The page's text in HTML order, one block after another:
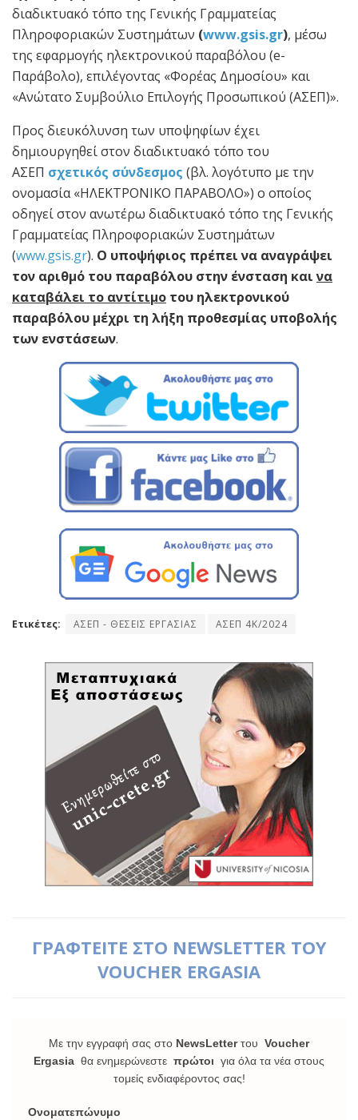
διαδικτυακό τόπο της Γενικής Γραμματείας
Πληροφοριακών Συστημάτων (www.gsis.gr), μέσω
της εφαρμογής ηλεκτρονικού παραβόλου (e-
Παράβολο), επιλέγοντας «Φορέας Δημοσίου» και
«Ανώτατο Συμβούλιο Επιλογής Προσωπικού (ΑΣΕΠ)».
Προς διευκόλυνση των υποψηφίων έχει
δημιουργηθεί στον διαδικτυακό τόπο του
ΑΣΕΠ σχετικός σύνδεσμος (βλ. λογότυπο με την
ονομασία «ΗΛΕΚΤΡΟΝΙΚΟ ΠΑΡΑΒΟΛΟ») ο οποίος
οδηγεί στον ανωτέρω διαδικτυακό τόπο της Γενικής
Γραμματείας Πληροφοριακών Συστημάτων
(www.gsis.gr). Ο υποψήφιος πρέπει να αναγράψει
τον αριθμό του παραβόλου στην ένσταση καινα
καταβάλει το αντίτιμο του ηλεκτρονικού
παραβόλου μέχρι τη λήξη προθεσμίας υποβολής
των ενστάσεων.
Ετικέτες: ΑΣΕΠ - ΘΕΣΕΙΣ ΕΡΓΑΣΙΑΣ ΑΣΕΠ 4Κ/2024
ΓΡΑΦΤΕΙΤΕ ΣΤΟ NEWSLETTER ΤΟΥ
VOUCHER ERGASIA
Με την εγγραφή σας στο NewsLetterτου Voucher
Ergasia θα ενημερώνεστε πρώτοι για όλα τα νέα στους
τομείς ενδιαφέροντος σας!
Ονοματεπώνυμο